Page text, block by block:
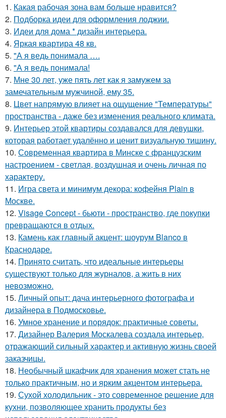
1. Какая рабочая зона вам больше нравится?
2. Подборка идеи для оформления лоджии.
3. Идеи для дома * дизайн интерьера.
4. Яркая квартира 48 кв.
5. "А я ведь понимала ….
6. "А я ведь понимала!
7. Мне 30 лет, уже пять лет как я замужем за
замечательным мужчиной, ему 35.
8. Цвет напрямую влияет на ощущение "Температуры"
пространства - даже без изменения реального климата.
9. Интерьер этой квартиры создавался для девушки,
которая работает удалённо и ценит визуальную тишину.
10. Современная квартира в Минске с французским
настроением - светлая, воздушная и очень личная по
характеру.
11. Игра света и минимум декора: кофейня Plain в
Москве.
12. Visage Concept - бьюти - пространство, где покупки
превращаются в отдых.
13. Камень как главный акцент: шоурум Blanco в
Краснодаре.
14. Принято считать, что идеальные интерьеры
существуют только для журналов, а жить в них
невозможно.
15. Личный опыт: дача интерьерного фотографа и
дизайнера в Подмосковье.
16. Умное хранение и порядок: практичные советы.
17. Дизайнер Валерия Москалева создала интерьер,
отражающий сильный характер и активную жизнь своей
заказчицы.
18. Необычный шкафчик для хранения может стать не
только практичным, но и ярким акцентом интерьера.
19. Сухой холодильник - это современное решение для
кухни, позволяющее хранить продукты без